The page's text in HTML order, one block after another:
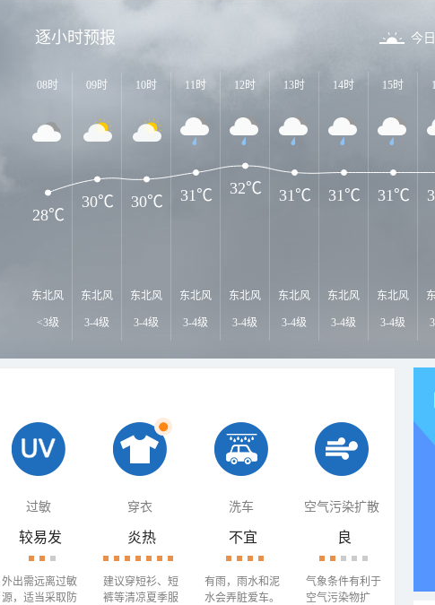
逐小时预报 今
08时
东北风
<3级
09时
东北风
3-4级
10时
东北风
3-4级
11时
东北风
3-4级
12时
东北风
3-4级
13时
东北风
3-4级
14时
东北风
3-4级
15时
东北风
3-4级
28℃
30℃ 30℃ 31℃ 32℃ 31℃ 31℃ 31℃
过敏 穿衣 洗车 空气污染扩散
较易发
外出需远离过敏
源，适当采取防
炎热
建议穿短衫、短
裤等清凉夏季服
不宜
有雨，雨水和泥
水会弄脏爱车。
良
气象条件有利于
空气污染物扩